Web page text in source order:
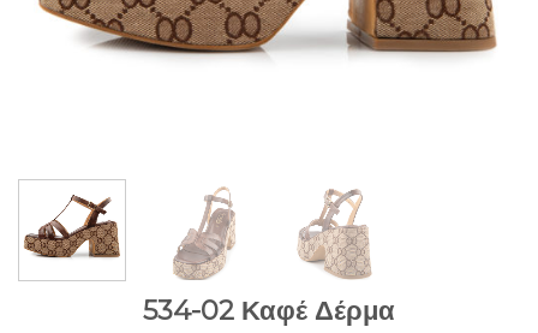
534-02 Καφέ Δέρμα